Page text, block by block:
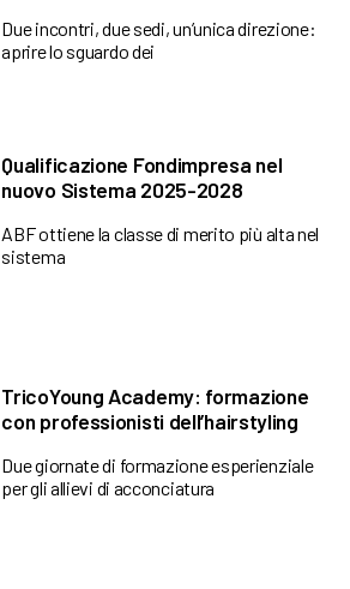
Due incontri, due sedi, un’unica direzione:
aprire lo sguardo dei
Qualificazione Fondimpresa nel
nuovo Sistema 2025-2028
ABF ottiene la classe di merito più alta nel
sistema
TricoYoung Academy: formazione
con professionisti dell’hairstyling
Due giornate di formazione esperienziale
per gli allievi di acconciatura